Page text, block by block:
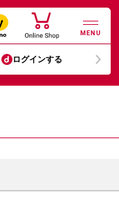
MENU
ログインする